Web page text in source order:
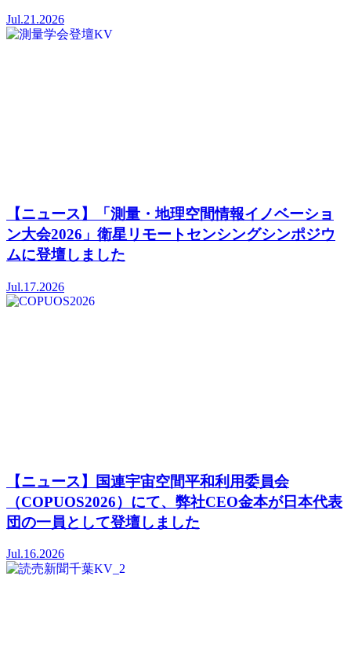
Jul.21.2026
【ニュース】「測量・地理空間情報イノベーショ
ン大会2026」衛星リモートセンシングシンポジウ
ムに登壇しました
Jul.17.2026
【ニュース】国連宇宙空間平和利用委員会
（COPUOS2026）にて、弊社CEO金本が日本代表
団の一員として登壇しました
Jul.16.2026